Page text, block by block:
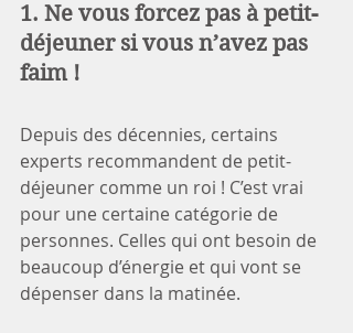
1. Ne vous forcez pas à petit-
déjeuner si vous n’avez pas
faim !
Depuis des décennies, certains
experts recommandent de petit-
déjeuner comme un roi ! C’est vrai
pour une certaine catégorie de
personnes. Celles qui ont besoin de
beaucoup d’énergie et qui vont se
dépenser dans la matinée.